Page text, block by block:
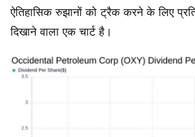
ऐतिहासिक रुझानों को ट्रैक करने के लिए
दिखाने वाला एक चार्ट है।